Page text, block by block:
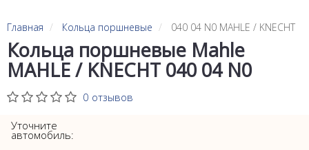
Главная Кольца поршневые 040 04 N0 MAHLE / KNECHT
Кольца поршневые Mahle
MAHLE / KNECHT 040 04 N0
0 отзывов
Уточните
автомобиль: